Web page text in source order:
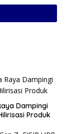
Dampingi
Produk